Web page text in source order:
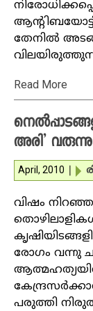
തേനില്‍
Read More
അരി’ വരുന്നു
April, 2010
വിഷം
രോഗം വന്നു
പരുത്തി